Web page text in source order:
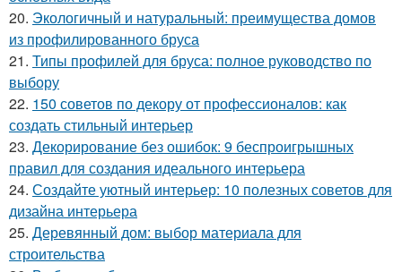
20. Экологичный и натуральный: преимущества домов
из профилированного бруса
21. Типы профилей для бруса: полное руководство по
выбору
22. 150 советов по декору от профессионалов: как
создать стильный интерьер
23. Декорирование без ошибок: 9 беспроигрышных
правил для создания идеального интерьера
24. Создайте уютный интерьер: 10 полезных советов для
дизайна интерьера
25. Деревянный дом: выбор материала для
строительства